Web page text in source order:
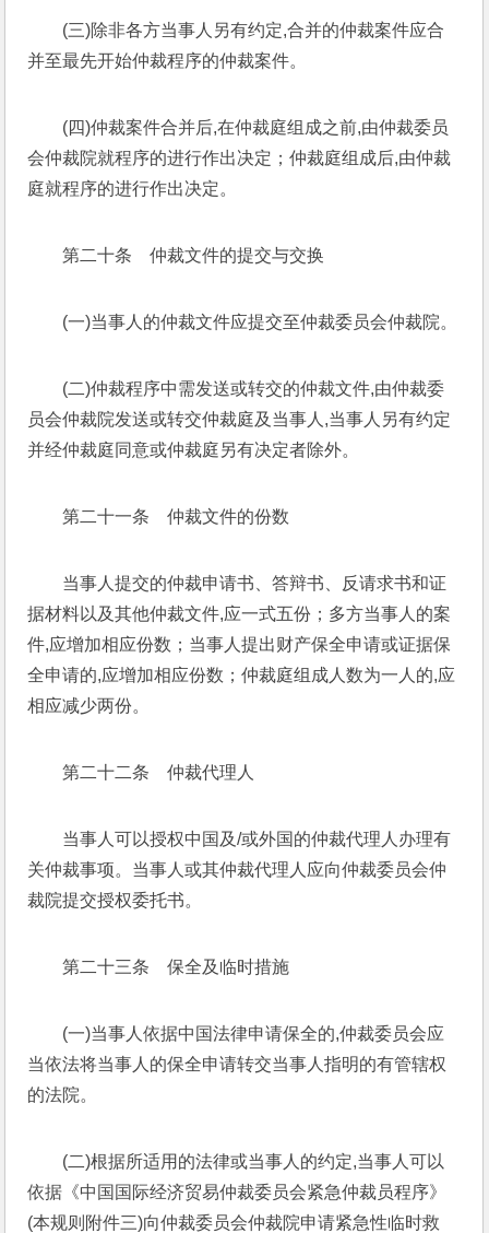
(三)除非各方当事人另有约定,合并的仲裁案件应合
并至最先开始仲裁程序的仲裁案件。
(四)仲裁案件合并后,在仲裁庭组成之前,由仲裁委员
会仲裁院就程序的进行作出决定；仲裁庭组成后,由仲裁
庭就程序的进行作出决定。
第二十条　仲裁文件的提交与交换
(一)当事人的仲裁文件应提交至仲裁委员会仲裁院。
(二)仲裁程序中需发送或转交的仲裁文件,由仲裁委
员会仲裁院发送或转交仲裁庭及当事人,当事人另有约定
并经仲裁庭同意或仲裁庭另有决定者除外。
第二十一条　仲裁文件的份数
当事人提交的仲裁申请书、答辩书、反请求书和证
据材料以及其他仲裁文件,应一式五份；多方当事人的案
件,应增加相应份数；当事人提出财产保全申请或证据保
全申请的,应增加相应份数；仲裁庭组成人数为一人的,应
相应减少两份。
第二十二条　仲裁代理人
当事人可以授权中国及/或外国的仲裁代理人办理有
关仲裁事项。当事人或其仲裁代理人应向仲裁委员会仲
裁院提交授权委托书。
第二十三条　保全及临时措施
(一)当事人依据中国法律申请保全的,仲裁委员会应
当依法将当事人的保全申请转交当事人指明的有管辖权
的法院。
(二)根据所适用的法律或当事人的约定,当事人可以
依据《中国国际经济贸易仲裁委员会紧急仲裁员程序》
(本规则附件三)向仲裁委员会仲裁院申请紧急性临时救